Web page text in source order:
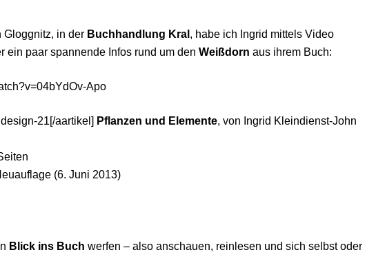
Gloggnitz, in der Buchhandlung Kral , habe ich Ingrid mittels Video
ein paar spannende Infos rund um den Weißdorn aus ihrem Buch:
Apo
21[/aartikel] Pflanzen und Elemente, von Ingrid Kleindienst-John
(6. Juni 2013)
Blick ins Buch werfen – also anschauen, reinlesen und sich selbst oder